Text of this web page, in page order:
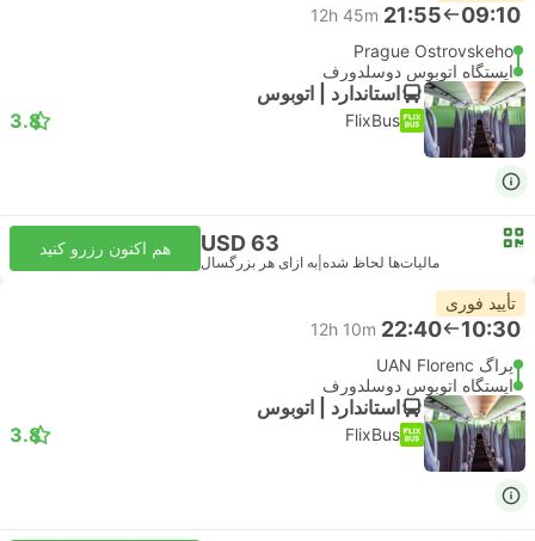
09:10
21:55
12h 45m
Prague Ostrovskeho
ایستگاه اتوبوس دوسلدورف
استاندارد | اتوبوس
FlixBus
3.8
USD 63
مالیات‌ها لحاظ شده به ازای هر بزرگسال
هم اکنون رزرو کنید
تأیید فوری
10:30
22:40
12h 10m
پراگ UAN Florenc
ایستگاه اتوبوس دوسلدورف
استاندارد | اتوبوس
FlixBus
3.8